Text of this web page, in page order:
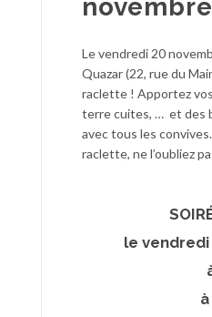
novembre
Le vendredi 20
Quazar (22, rue du
raclette ! Apportez
terre cuites, … et des
avec tous les
raclette, ne l’oubliez
le vendredi